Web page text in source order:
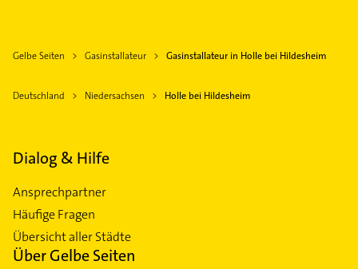
Gelbe Seiten Gasinstallateur Gasinstallateur in Holle bei Hildesheim
Deutschland Niedersachsen Holle bei Hildesheim
Dialog & Hilfe
Ansprechpartner
Häufige Fragen
Übersicht aller Städte
Über Gelbe Seiten